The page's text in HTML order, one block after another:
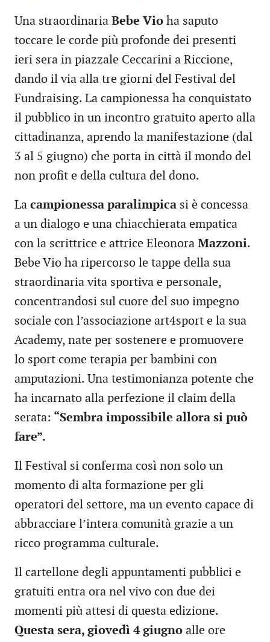
Una straordinaria Bebe Vio ha saputo
toccare le corde più profonde dei presenti
ieri sera in piazzale Ceccarini a Riccione,
dando il via alla tre giorni del Festival del
Fundraising. La campionessa ha conquistato
il pubblico in un incontro gratuito aperto alla
cittadinanza, aprendo la manifestazione (dal
3 al 5 giugno) che porta in città il mondo del
non profit e della cultura del dono.
La campionessa paralimpica si è concessa
a un dialogo e una chiacchierata empatica
con la scrittrice e attrice Eleonora Mazzoni.
Bebe Vio ha ripercorso le tappe della sua
straordinaria vita sportiva e personale,
concentrandosi sul cuore del suo impegno
sociale con l’associazione art4sport e la sua
Academy, nate per sostenere e promuovere
lo sport come terapia per bambini con
amputazioni. Una testimonianza potente che
ha incarnato alla perfezione il claim della
serata: “Sembra impossibile allora si può
fare”.
Il Festival si conferma così non solo un
momento di alta formazione per gli
operatori del settore, ma un evento capace di
abbracciare l’intera comunità grazie a un
ricco programma culturale.
Il cartellone degli appuntamenti pubblici e
gratuiti entra ora nel vivo con due dei
momenti più attesi di questa edizione.
Questa sera, giovedì 4 giugno alle ore